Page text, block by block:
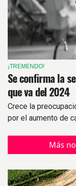
¡TREMENDO!
Se confirma la
que va del 2024
Crece la
por el aumento de
Más